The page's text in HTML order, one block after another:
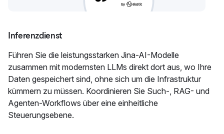
Inferenzdienst
Führen Sie die leistungsstarken Jina-AI-Modelle
zusammen mit modernsten LLMs direkt dort aus, wo Ihre
Daten gespeichert sind, ohne sich um die Infrastruktur
kümmern zu müssen. Koordinieren Sie Such-, RAG- und
Agenten-Workflows über eine einheitliche
Steuerungsebene.